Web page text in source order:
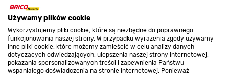
Używamy plików cookie
Wykorzystujemy pliki cookie, które są niezbędne do poprawnego
funkcjonowania naszej strony. W przypadku wyrażenia zgody używamy
inne pliki cookie, które możemy zamieścić w celu analizy danych
dotyczących odwiedzających, ulepszenia naszej strony internetowej,
pokazania spersonalizowanych treści i zapewnienia Państwu
wspaniałego doświadczenia na stronie internetowej. Ponieważ
O nas
Kontakt do sklepu